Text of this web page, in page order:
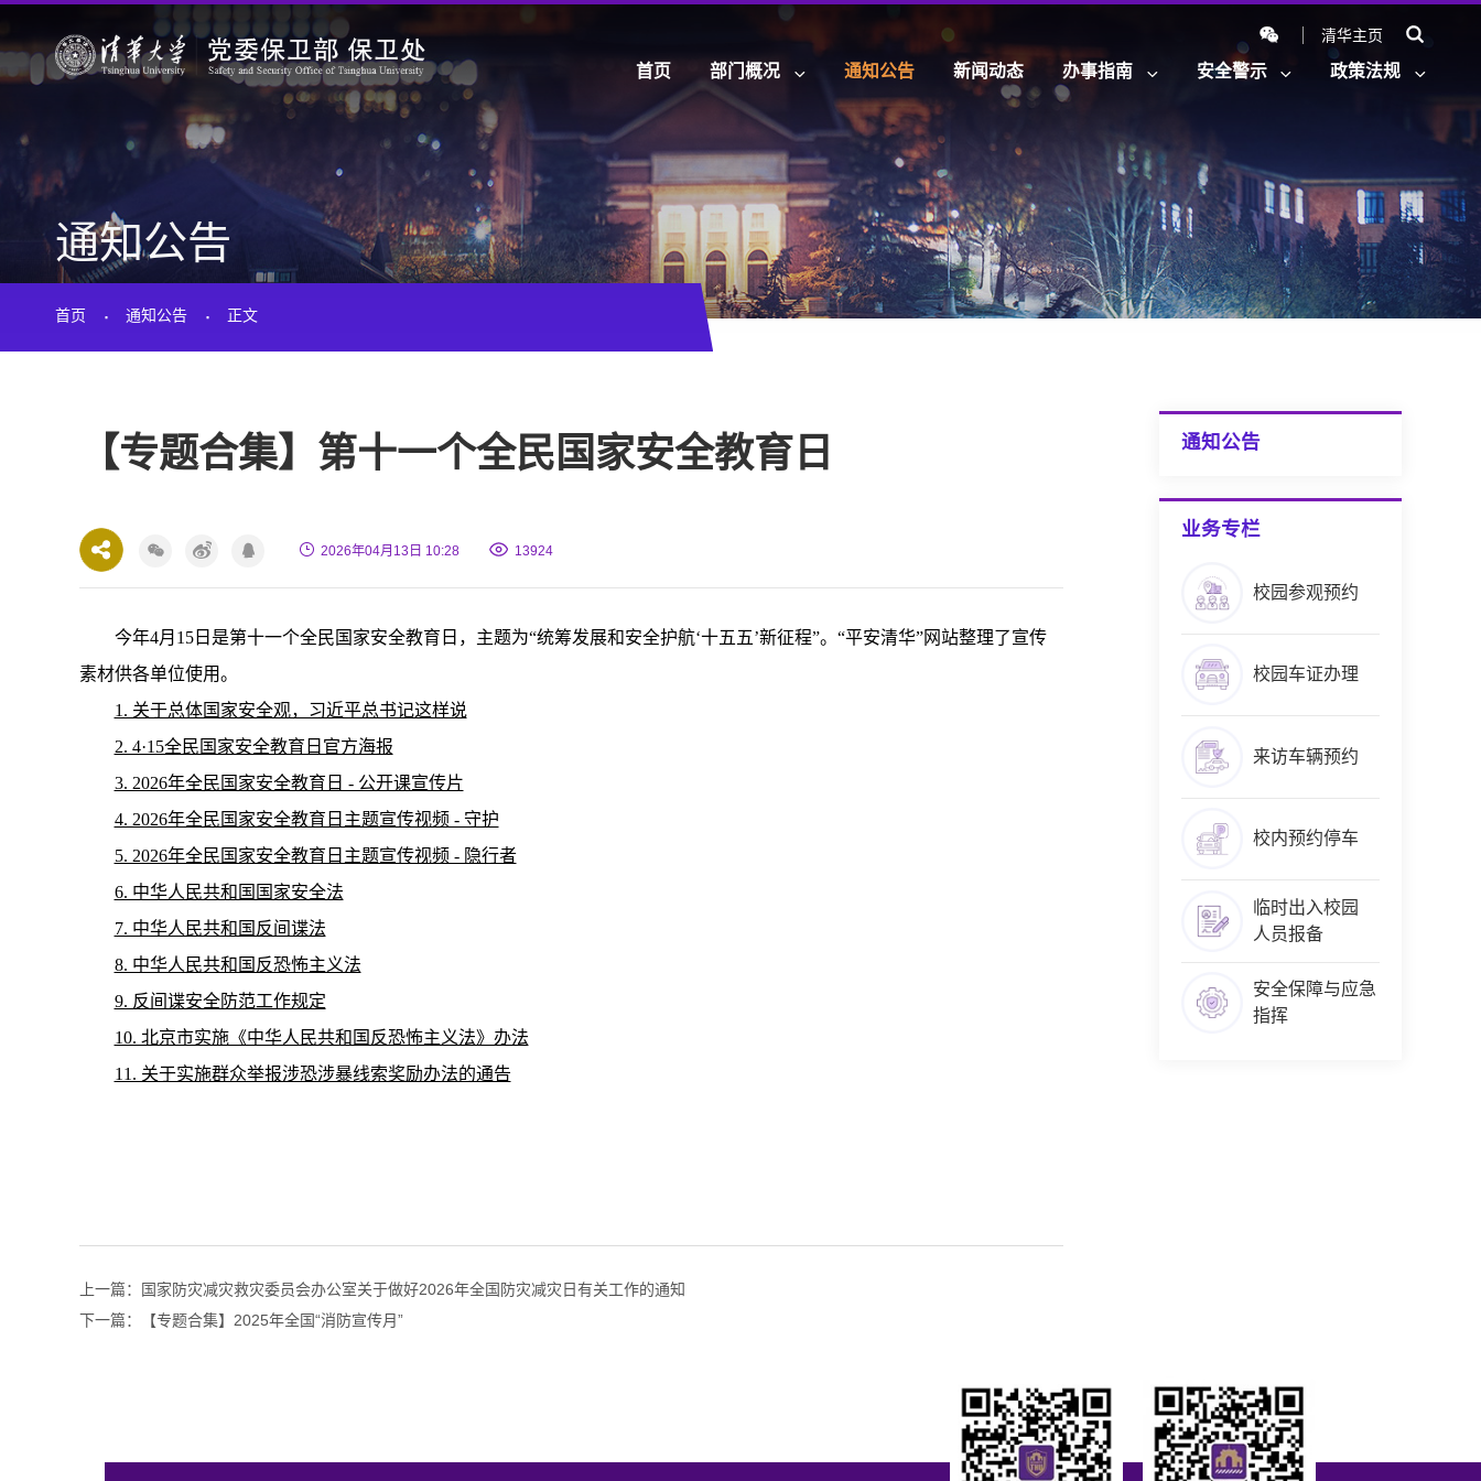
清华主页
首页 部门概况 通知公告 新闻动态 办事指南 安全警示 政策法规
通知公告
首页 · 通知公告 · 正文
通知公告
业务专栏
校园参观预约
校园车证办理
来访车辆预约
校内预约停车
临时出入校园
人员报备
安全保障与应急
指挥
【专题合集】第十一个全民国家安全教育日
2026年04月13日 10:28 1 3924
今年4月 15日是第十一个全民国家安全教育日，主题为“统筹发展和安全护航‘十五五’新征程”。 “平安清华”网站整理了宣传
素材供各单位使用。
1. 关于总体国家安全观，习近平总书记这样说
2. 4·15全民国家安全教育日官方海报
3. 2026年全民国家安全教育日 - 公开课宣传片
4. 2026年全民国家安全教育日主题宣传视频 - 守护
5. 2026年全民国家安全教育日主题宣传视频 - 隐行者
6. 中华人民共和国国家安全法
7. 中华人民共和国反间谍法
8. 中华人民共和国反恐怖主义法
9. 反间谍安全防范工作规定
10. 北京市实施《中华人民共和国反恐怖主义法》办法
11. 关于实施群众举报涉恐涉暴线索奖励办法的通告
上一篇：
国家防灾减灾救灾委员会办公室关于做好2026年全国防灾减灾日有关工作的通知
下一篇：
【专题合集】2025年全国“消防宣传月”